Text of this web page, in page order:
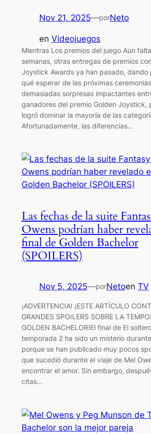
Nov 21, 2025—porNeto
en Videojuegos
Mientras Los premios del juego Aún
semanas, otras entregas de premios
Joystick Awards ya han pasado, dando
qué esperar de las próximas
demasiadas sorpresas impactantes
ganadores del premio Golden Joystick,
logró dominar la mayoría de las
Afortunadamente, las diferencias…
Las fechas de la suite
Owens podrían haber
final de Golden Bachelor
(SPOILERS)
Nov 5, 2025—porNetoen TV
¡ADVERTENCIA! ¡ESTE ARTÍCULO
GRANDES SPOILERS SOBRE LA
GOLDEN BACHELOR!El final de El
temporada 2 ha sido un misterio
porque se han publicado muy pocos
que sucedió durante el viaje de Mel
encontrar el amor. Sin embargo,
citas…